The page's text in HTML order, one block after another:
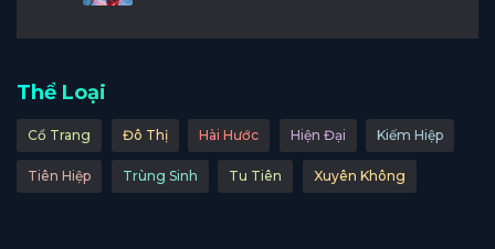
Thể Loại
Cổ Trang Đô Thị Hài Hước Hiện Đại Kiếm Hiệp
Tiên Hiệp Trùng Sinh Tu Tiên Xuyên Không